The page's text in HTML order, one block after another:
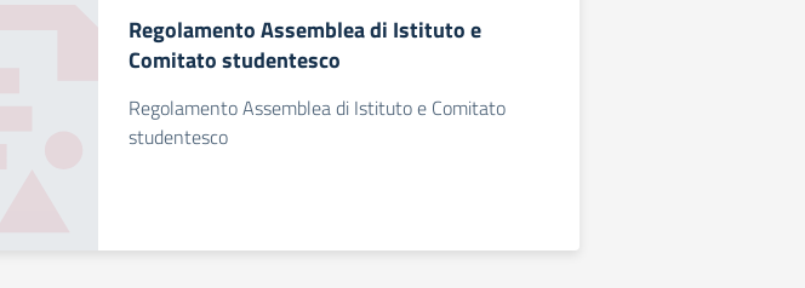
Regolamento Assemblea di Istituto e
Comitato studentesco
Regolamento Assemblea di Istituto e Comitato
studentesco